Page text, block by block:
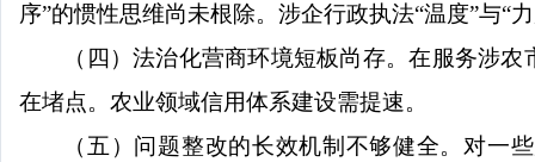
序”的惯性思维尚未根除。涉企行政执法“温度”与“
（四）法治化营商环境短板尚存。在服务涉农
在堵点。农业领域信用体系建设需提速。
（五）问题整改的长效机制不够健全。 对一